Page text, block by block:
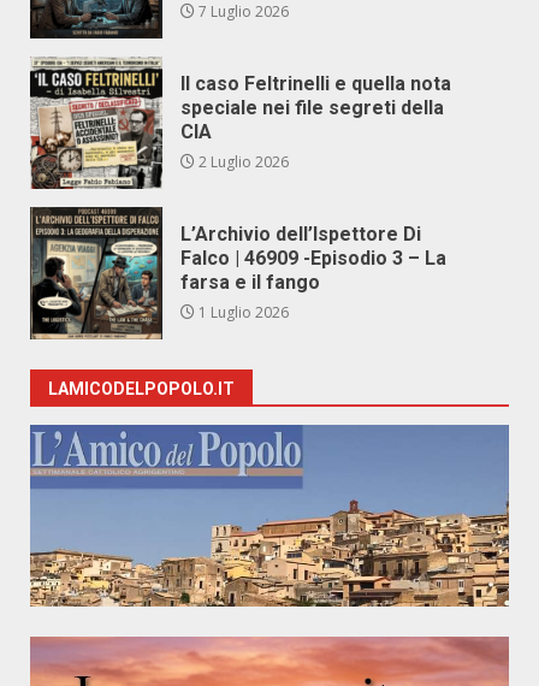
7 Luglio 2026
Il caso Feltrinelli e quella nota
speciale nei file segreti della
CIA
2 Luglio 2026
L’Archivio dell’Ispettore Di
Falco | 46909 -Episodio 3 – La
farsa e il fango
1 Luglio 2026
LAMICODELPOPOLO.IT